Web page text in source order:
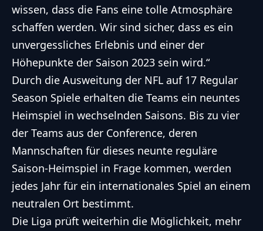
wissen, dass die Fans eine tolle Atmosphäre
schaffen werden. Wir sind sicher, dass es ein
unvergessliches Erlebnis und einer der
Höhepunkte der Saison 2023 sein wird.“
Durch die Ausweitung der NFL auf 17 Regular
Season Spiele erhalten die Teams ein neuntes
Heimspiel in wechselnden Saisons. Bis zu vier
der Teams aus der Conference, deren
Mannschaften für dieses neunte reguläre
Saison-Heimspiel in Frage kommen, werden
jedes Jahr für ein internationales Spiel an einem
neutralen Ort bestimmt.
Die Liga prüft weiterhin die Möglichkeit, mehr